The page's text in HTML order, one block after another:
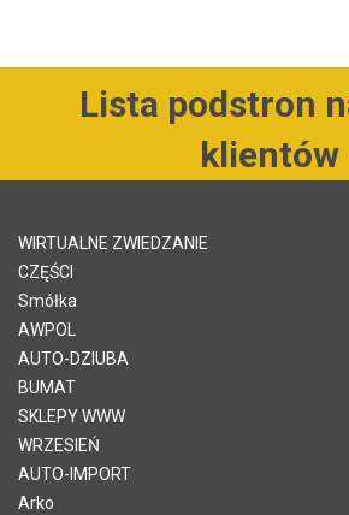
Lista podstron
klientów
WIRTUALNE ZWIEDZANIE
CZĘŚCI
Smółka
AWPOL
AUTO-DZIUBA
BUMAT
SKLEPY WWW
WRZESIEŃ
AUTO-IMPORT
Arko